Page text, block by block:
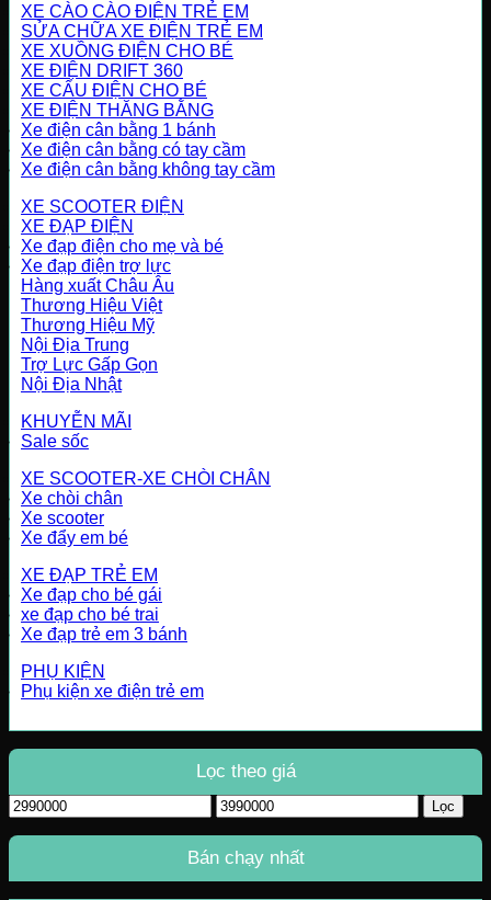
XE CÀO CÀO ĐIỆN TRẺ EM
SỬA CHỮA XE ĐIỆN TRẺ EM
XE XUỒNG ĐIỆN CHO BÉ
XE ĐIỆN DRIFT 360
XE CẨU ĐIỆN CHO BÉ
XE ĐIỆN THĂNG BẰNG
Xe điện cân bằng 1 bánh
Xe điện cân bằng có tay cầm
Xe điện cân bằng không tay cầm
XE SCOOTER ĐIỆN
XE ĐẠP ĐIỆN
Xe đạp điện cho mẹ và bé
Xe đạp điện trợ lực
Hàng xuất Châu Âu
Thương Hiệu Việt
Thương Hiệu Mỹ
Nội Địa Trung
Trợ Lực Gấp Gọn
Nội Địa Nhật
KHUYỄN MÃI
Sale sốc
XE SCOOTER-XE CHÒI CHÂN
Xe chòi chân
Xe scooter
Xe đẩy em bé
XE ĐẠP TRẺ EM
Xe đạp cho bé gái
xe đạp cho bé trai
Xe đạp trẻ em 3 bánh
PHỤ KIỆN
Phụ kiện xe điện trẻ em
Lọc theo giá
Giá
tối
thiểu
Giá
tối
Lọc
Bán chạy nhất